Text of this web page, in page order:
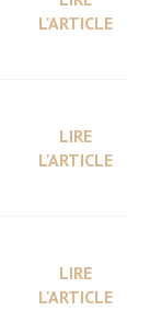
L'ARTICLE
LIRE
L'ARTICLE
LIRE
L'ARTICLE